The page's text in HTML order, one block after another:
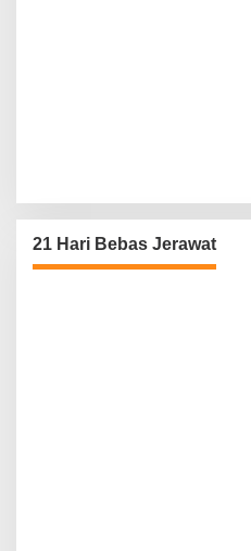
21 Hari Bebas Jerawat